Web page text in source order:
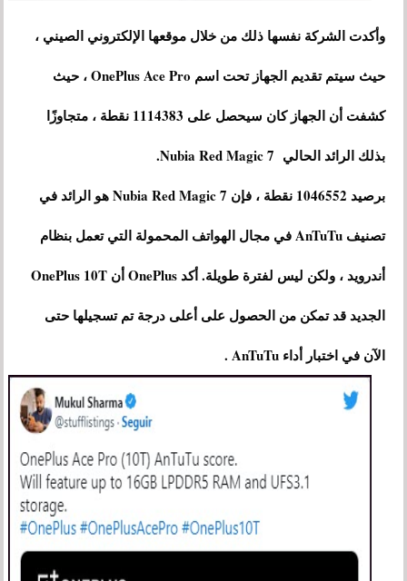
وأكدت الشركة نفسها ذلك من خلال موقعها الإلكتروني الصيني ،
حيث سيتم تقديم الجهاز تحت اسم OnePlus Ace Pro ، حيث
كشفت أن الجهاز كان سيحصل على 1114383 نقطة ، متجاوزًا
بذلك الرائد الحالي Nubia Red Magic 7.
برصيد 1046552 نقطة ، فإن Nubia Red Magic 7 هو الرائد في
تصنيف AnTuTu في مجال الهواتف المحمولة التي تعمل بنظام
أندرويد ، ولكن ليس لفترة طويلة. أكد OnePlus أن OnePlus 10T
الجديد قد تمكن من الحصول على أعلى درجة تم تسجيلها حتى
الآن في اختبار أداء AnTuTu .